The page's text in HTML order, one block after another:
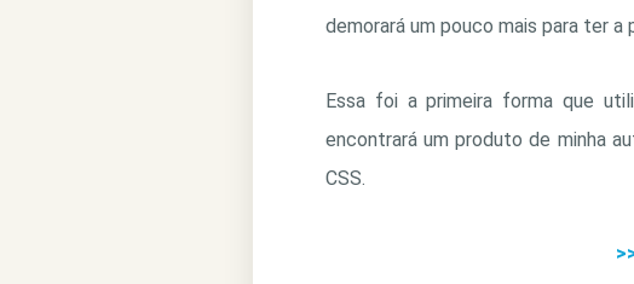
demorará um pouco mais para ter a
Essa foi a primeira forma que
encontrará um produto de minha
CSS.